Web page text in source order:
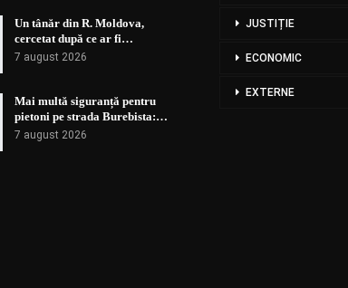
Un tânăr din R. Moldova,
cercetat după ce ar fi…
7 august 2026
Mai multă siguranță pentru
pietoni pe strada Burebista:…
7 august 2026
JUSTIȚIE
ECONOMIC
EXTERNE